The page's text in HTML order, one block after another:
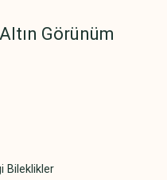
Görünüm
Bileklikler